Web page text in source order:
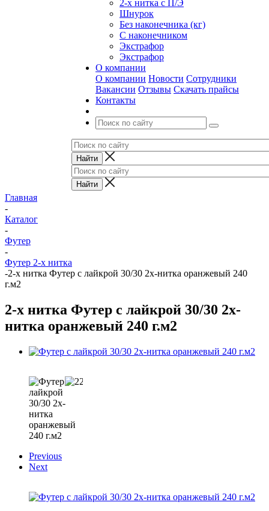
2-х нитка с П/Э
Шнурок
Без наконечника (кг)
С наконечником
Экстрафор
Экстрафор
О компании
О компании Новости Сотрудники
Вакансии Отзывы Скачать прайсы
Контакты
Главная
-
Каталог
-
Футер
-
Футер 2-х нитка
-2-х нитка Футер с лайкрой 30/30 2х-нитка оранжевый 240
г.м2
2-х нитка Футер с лайкрой 30/30 2х-
нитка оранжевый 240 г.м2
Previous
Next